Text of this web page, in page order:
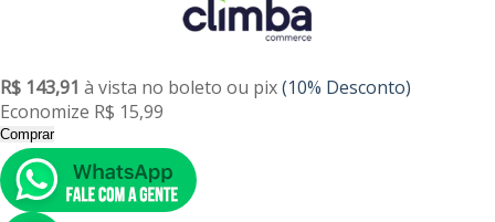
R$ 143,91 à vista no boleto ou pix(10% Desconto)
Economize R$ 15,99
Comprar